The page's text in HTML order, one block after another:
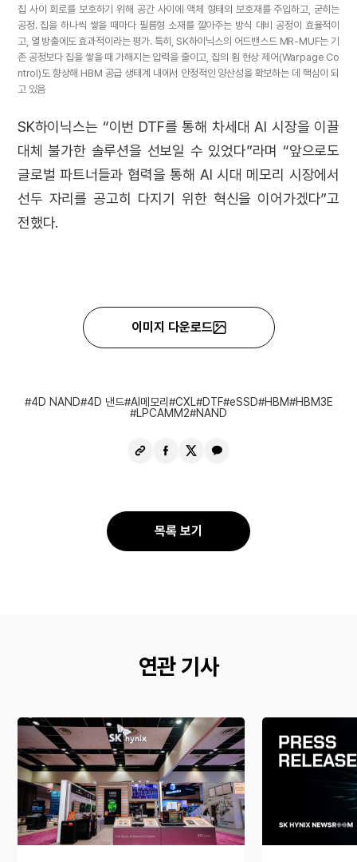
칩 사이 회로를 보호하기 위해 공간 사이에 액체 형태의 보호재를 주입하고, 굳히는
공정. 칩을 하나씩 쌓을 때마다 필름형 소재를 깔아주는 방식 대비 공정이 효율적이
고, 열 방출에도 효과적이라는 평가. 특히, SK하이닉스의 어드밴스드 MR-MUF는 기
존 공정보다 칩을 쌓을 때 가해지는 압력을 줄이고, 칩의 휨 현상 제어(Warpage Co
ntrol)도 향상해 HBM 공급 생태계 내에서 안정적인 양산성을 확보하는 데 핵심이 되
고 있음
SK하이닉스는 “이번 DTF를 통해 차세대 AI 시장을 이끌
대체 불가한 솔루션을 선보일 수 있었다”라며 “앞으로도
글로벌 파트너들과 협력을 통해 AI 시대 메모리 시장에서
선두 자리를 공고히 다지기 위한 혁신을 이어가겠다”고
전했다.
이미지 다운로드
4D NAND 4D 낸드 AI메모리 CXL DTF eSSD HBM HBM3E
LPCAMM2 NAND
URL
페
공
X
카
목록 보기
연관 기사